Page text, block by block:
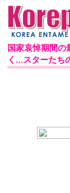
国家哀悼期間の
く...スターたち